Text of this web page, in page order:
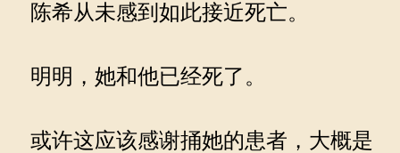
陈希从未感到如此接近死亡。
明明，她和他已经死了。
或许这应该感谢捅她的患者，大概是